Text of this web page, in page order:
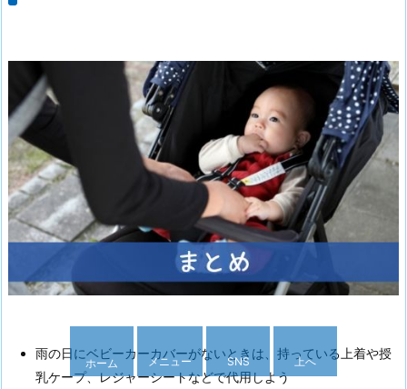
雨の日にベビーカーカバーがないときは、持っている上着や授
乳ケープ、レジャーシートなどで代用しよう
ホーム メニュー SNS 上へ